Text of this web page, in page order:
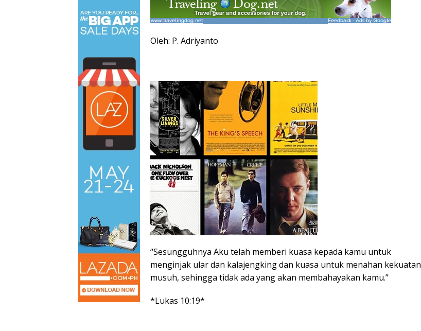
Oleh: P. Adriyanto
“Sesungguhnya Aku telah memberi kuasa kepada kamu untuk
menginjak ular dan kalajengking dan kuasa untuk menahan kekuatan
musuh, sehingga tidak ada yang akan membahayakan kamu.”
*Lukas 10:19*